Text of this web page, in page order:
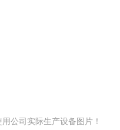
公司实际生产设备图片！